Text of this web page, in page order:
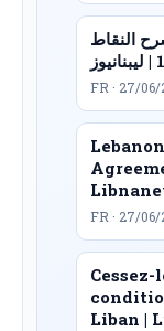
النقاط
FR · 27/
FR · 27/
Liban |